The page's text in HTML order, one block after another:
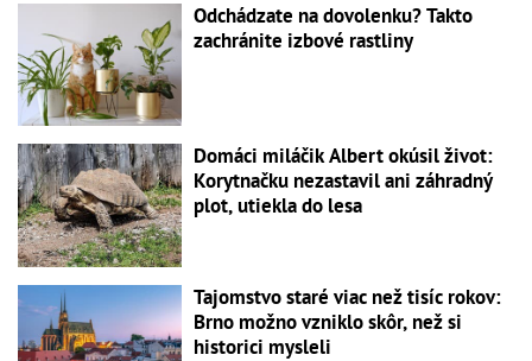
Odchádzate na dovolenku? Takto
zachránite izbové rastliny
Domáci miláčik Albert okúsil život:
Korytnačku nezastavil ani záhradný
plot, utiekla do lesa
Tajomstvo staré viac než tisíc rokov:
Brno možno vzniklo skôr, než si
historici mysleli